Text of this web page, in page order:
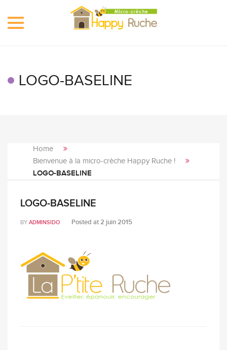
Toggle
LOGO-BASELINE
Home
Bienvenue à la micro-crèche Happy Ruche !
LOGO-BASELINE
LOGO-BASELINE
BY ADMINSIDO Posted at2 juin 2015